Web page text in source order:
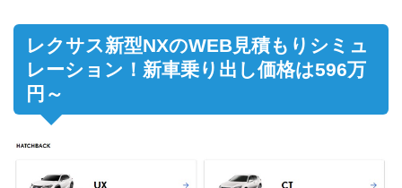
レクサス新型NXのWEB見積もりシミュ
レーション！新車乗り出し価格は596万
円～